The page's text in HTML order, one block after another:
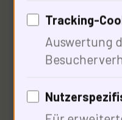
Tracking-
Auswertung